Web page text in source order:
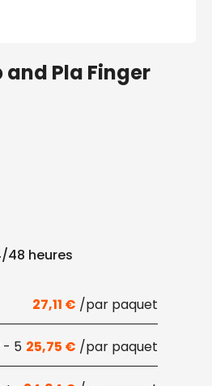
and Pla Finger
48 heures
27,11 €
- 5 25,75 €